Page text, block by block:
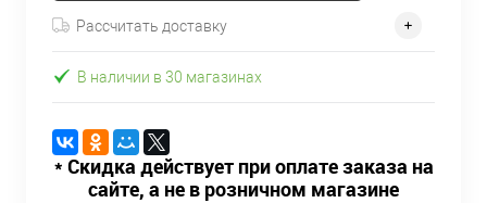
Рассчитать доставку
В наличии в 30 магазинах
* Скидка действует при оплате заказа на
сайте, а не в розничном магазине